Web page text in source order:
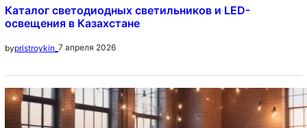
Каталог светодиодных светильников и LED-
освещения в Казахстане
bypristroykin_ 7 апреля 2026